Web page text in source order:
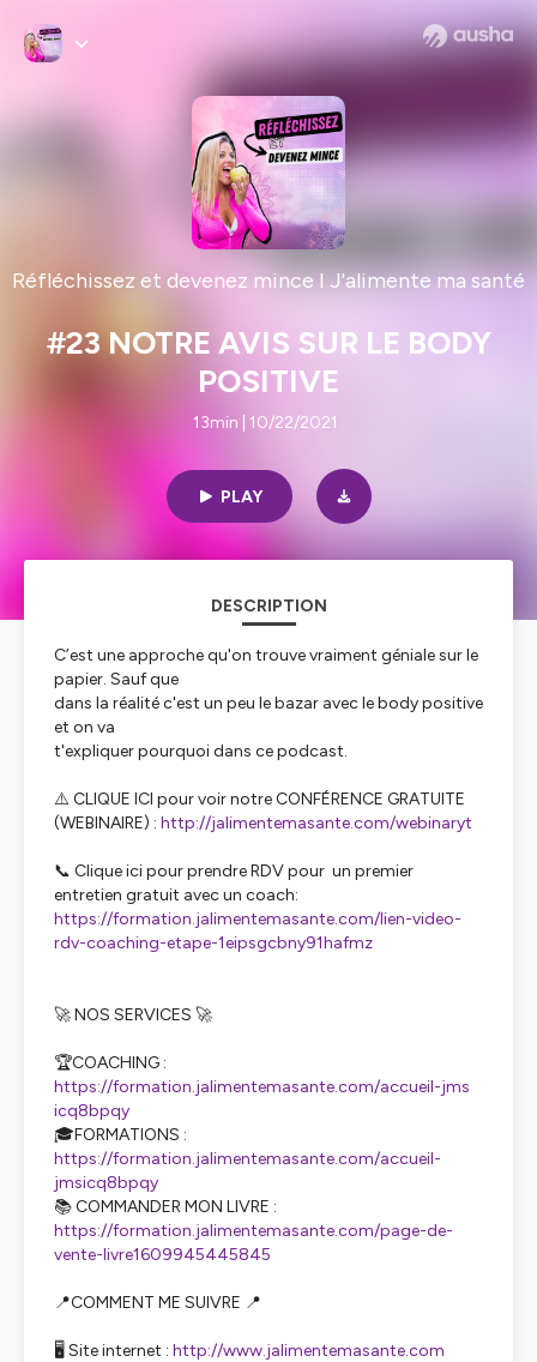
Réfléchissez et devenez mince I J'alimente ma santé
#23 NOTRE AVIS SUR LE BODY
POSITIVE
13min | 10/22/2021
PLAY
DESCRIPTION
C’est une approche qu'on trouve vraiment géniale sur le
papier. Sauf que
dans la réalité c'est un peu le bazar avec le body positive
et on va
t'expliquer pourquoi dans ce podcast.
⚠️ CLIQUE ICI pour voir notre CONFÉRENCE GRATUITE
(WEBINAIRE) : http://jalimentemasante.com/webinaryt
📞 Clique ici pour prendre RDV pour un premier
entretien gratuit avec un coach:
https://formation.jalimentemasante.com/lien-video-
rdv-coaching-etape-1eipsgcbny91hafmz
🚀 NOS SERVICES 🚀
🏆COACHING :
https://formation.jalimentemasante.com/accueil-jms
icq8bpqy
🎓FORMATIONS :
https://formation.jalimentemasante.com/accueil-
jmsicq8bpqy
📚 COMMANDER MON LIVRE :
https://formation.jalimentemasante.com/page-de-
vente-livre1609945445845
📍COMMENT ME SUIVRE 📍
🖥️ Site internet : http://www.jalimentemasante.com